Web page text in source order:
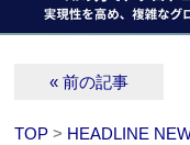
« 前の記事
TOP > HEADLINE